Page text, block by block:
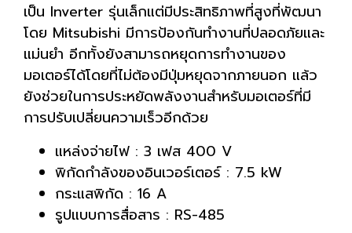
เป็น Inverter รุ่นเล็กแต่มีประสิทธิภาพที่สูงที่พัฒนา
โดย Mitsubishi มีการป้องกันทำงานที่ปลอดภัยและ
แม่นยำ อีกทั้งยังสามารถหยุดการทำงานของ
มอเตอร์ได้โดยที่ไม่ต้องมีปุ่มหยุดจากภายนอก แล้ว
ยังช่วยในการประหยัดพลังงานสำหรับมอเตอร์ที่มี
การปรับเปลี่ยนความเร็วอีกด้วย
แหล่งจ่ายไฟ : 3 เฟส 400 V
พิกัดกำลังของอินเวอร์เตอร์ : 7.5 kW
กระแสพิกัด : 16 A
รูปแบบการสื่อสาร : RS-485